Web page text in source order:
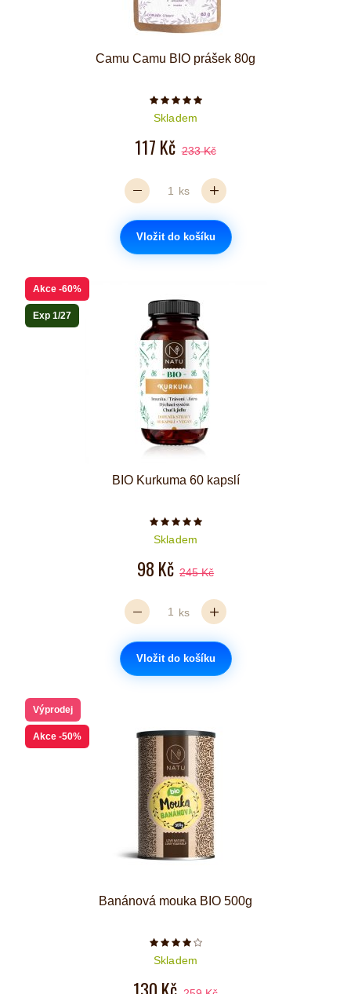
Camu Camu BIO prášek 80g
Počet hvězdiček je 5 z 5
Skladem
117 Kč 233 Kč
ks
Vložit do košíku
Akce -60%
Exp 1/27
BIO Kurkuma 60 kapslí
Počet hvězdiček je 5 z 5
Skladem
98 Kč 245 Kč
ks
Vložit do košíku
Výprodej
Akce -50%
Banánová mouka BIO 500g
Počet hvězdiček je 4 z 5
Skladem